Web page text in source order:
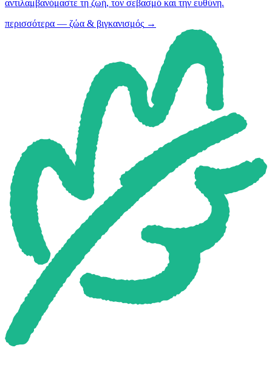
αντιλαμβανόμαστε τη ζωή, τον σεβασμό και την ευθύνη.
περισσότερα — ζώα & βιγκανισμός →